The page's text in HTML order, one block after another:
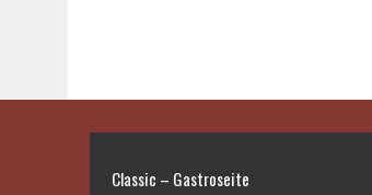
Classic – Gastroseite